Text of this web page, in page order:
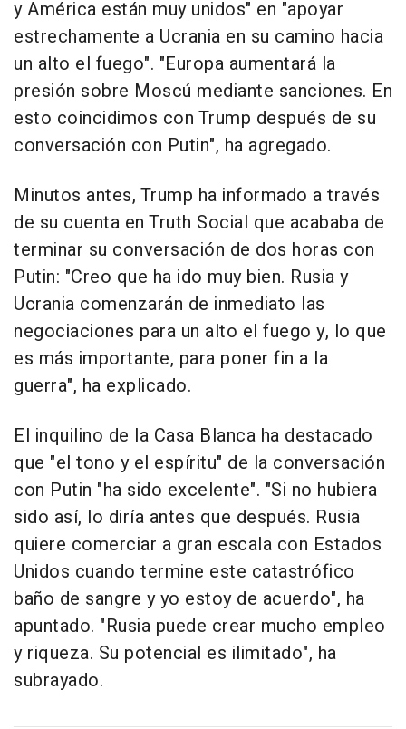
y América están muy unidos" en "apoyar
estrechamente a Ucrania en su camino hacia
un alto el fuego". "Europa aumentará la
presión sobre Moscú mediante sanciones. En
esto coincidimos con Trump después de su
conversación con Putin", ha agregado.
Minutos antes, Trump ha informado a través
de su cuenta en Truth Social que acababa de
terminar su conversación de dos horas con
Putin: "Creo que ha ido muy bien. Rusia y
Ucrania comenzarán de inmediato las
negociaciones para un alto el fuego y, lo que
es más importante, para poner fin a la
guerra", ha explicado.
El inquilino de la Casa Blanca ha destacado
que "el tono y el espíritu" de la conversación
con Putin "ha sido excelente". "Si no hubiera
sido así, lo diría antes que después. Rusia
quiere comerciar a gran escala con Estados
Unidos cuando termine este catastrófico
baño de sangre y yo estoy de acuerdo", ha
apuntado. "Rusia puede crear mucho empleo
y riqueza. Su potencial es ilimitado", ha
subrayado.